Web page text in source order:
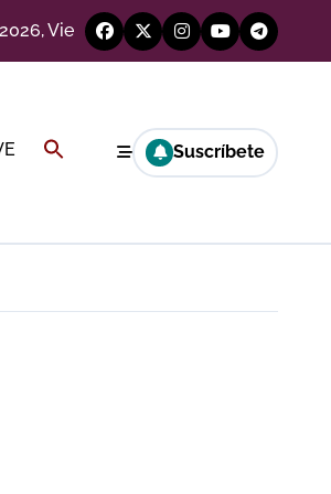
Vie
Buscar: Suscríbete